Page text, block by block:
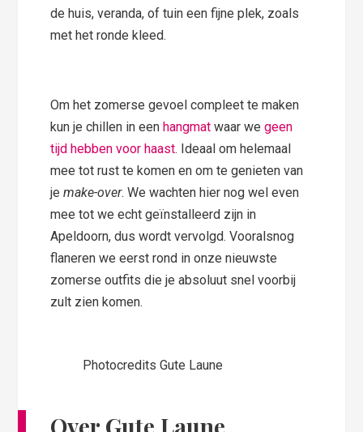
de huis, veranda, of tuin een fijne plek, zoals
met het ronde kleed.
Om het zomerse gevoel compleet te maken
kun je chillen in eenhangmat waar wegeen
tijd hebben voor haast. Ideaal om helemaal
mee tot rust te komen en om te genieten van
jemake-over. We wachten hier nog wel even
mee tot we echt geïnstalleerd zijn in
Apeldoorn, dus wordt vervolgd. Vooralsnog
flaneren we eerst rond in onze nieuwste
zomerse outfits die je absoluut snel voorbij
zult zien komen.
Photocredits Gute Laune
Over Gute Laune